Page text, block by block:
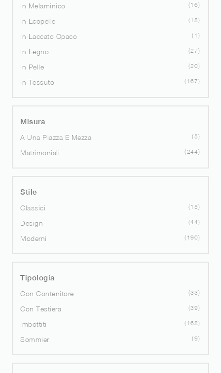
In Melaminico
16
In Ecopelle 18
In Laccato Opaco 1
In Legno 27
In Pelle 20
In Tessuto 167
Misura
A Una Piazza E Mezza
5
Matrimoniali 244
Stile
Classici
15
Design 44
Moderni 190
Tipologia
Con Contenitore
33
Con Testiera 39
Imbottiti 168
Sommier 9